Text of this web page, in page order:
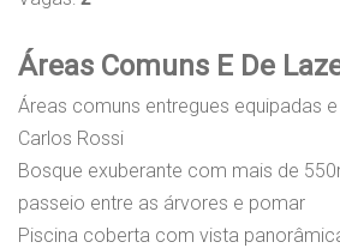
Áreas Comuns E De
Áreas comuns entregues equipadas
Carlos Rossi
Bosque exuberante com mais de
passeio entre as árvores e pomar
Piscina coberta com vista